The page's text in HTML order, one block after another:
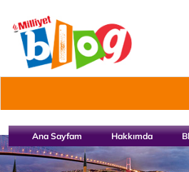
Ana Sayfam Hakkımda